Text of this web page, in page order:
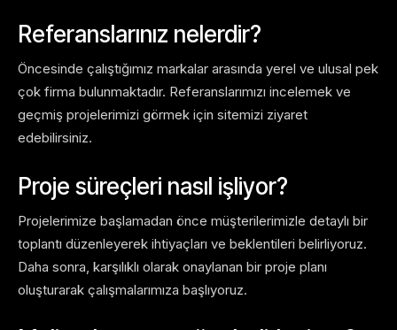
Referanslarınız nelerdir?
Öncesinde çalıştığımız markalar arasında yerel ve ulusal pek
çok firma bulunmaktadır. Referanslarımızı incelemek ve
geçmiş projelerimizi görmek için sitemizi ziyaret
edebilirsiniz.
Proje süreçleri nasıl işliyor?
Projelerimize başlamadan önce müşterilerimizle detaylı bir
toplantı düzenleyerek ihtiyaçları ve beklentileri belirliyoruz.
Daha sonra, karşılıklı olarak onaylanan bir proje planı
oluşturarak çalışmalarımıza başlıyoruz.